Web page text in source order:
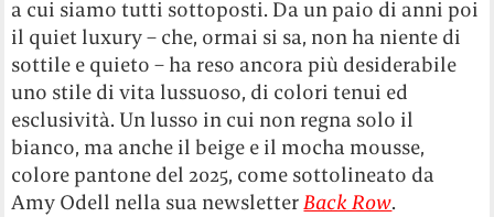
a cui siamo tutti sottoposti. Da un paio di anni poi
il quiet luxury – che, ormai si sa, non ha niente di
sottile e quieto – ha reso ancora più desiderabile
uno stile di vita lussuoso, di colori tenui ed
esclusività. Un lusso in cui non regna solo il
bianco, ma anche il beige e il mocha mousse,
colore pantone del 2025, come sottolineato da
Amy Odell nella sua newsletterBack Row.